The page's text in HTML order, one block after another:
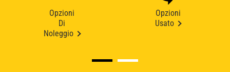
Opzioni
Di
Noleggio
Opzioni
Usato